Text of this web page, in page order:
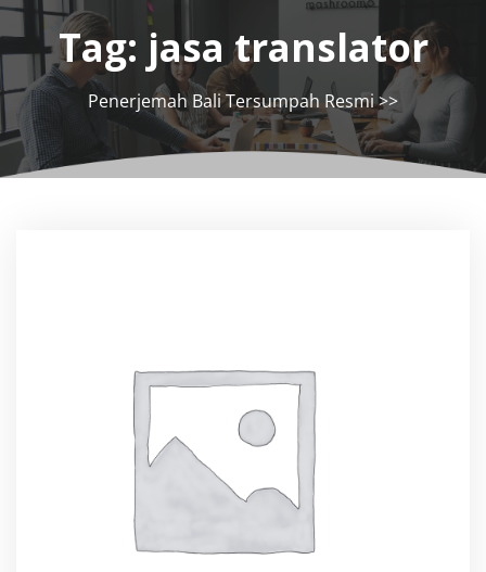
Tag: jasa translator
Penerjemah Bali Tersumpah Resmi>>